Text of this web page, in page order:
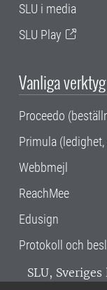
SLU i media
SLU Play
Vanliga verktyg
Proceedo
Primula
Webbmejl
ReachMee
Edusign
Protokoll och
SLU,